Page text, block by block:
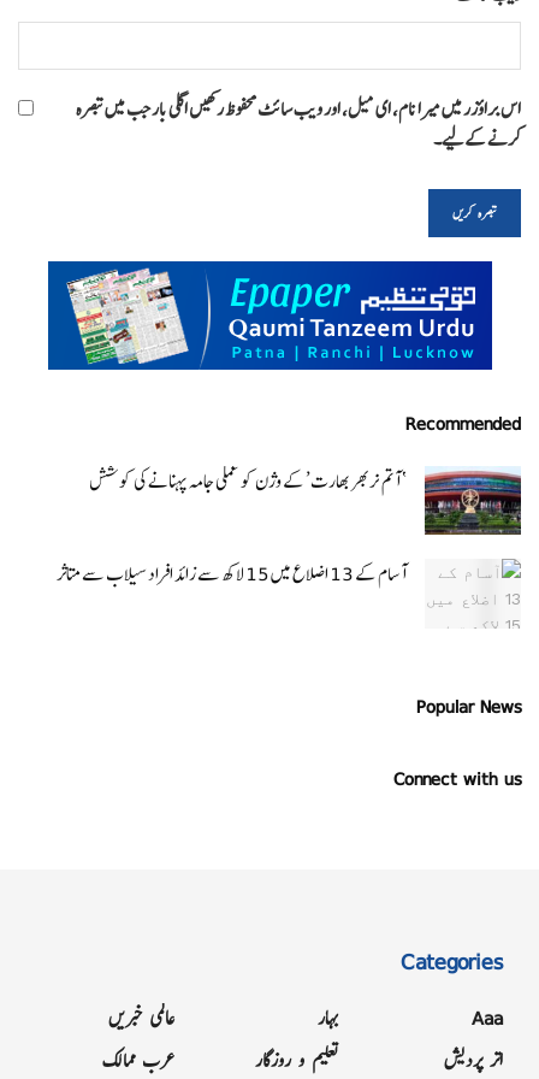
اس براؤزر میں میرا نام، ای میل، اور ویب سائٹ محفوظ رکھیں اگلی بار جب میں تبصرہ
کرنے کےلیے۔
Recommended
‘ آتم نربھر بھارت’ کے وژن کو عملی جامہ پہنانے کی کوشش
آسام کے 13 اضلاع میں 15 لاکھ سے زائد افراد سیلاب سے متاثر
Popular News
Connect with us
Categories
Aaa
اتر پردیش
بہار
تعلیم و روزگار
عالمی خبریں
عرب ممالک